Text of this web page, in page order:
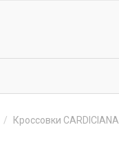
Кроссовки CARDICIANA